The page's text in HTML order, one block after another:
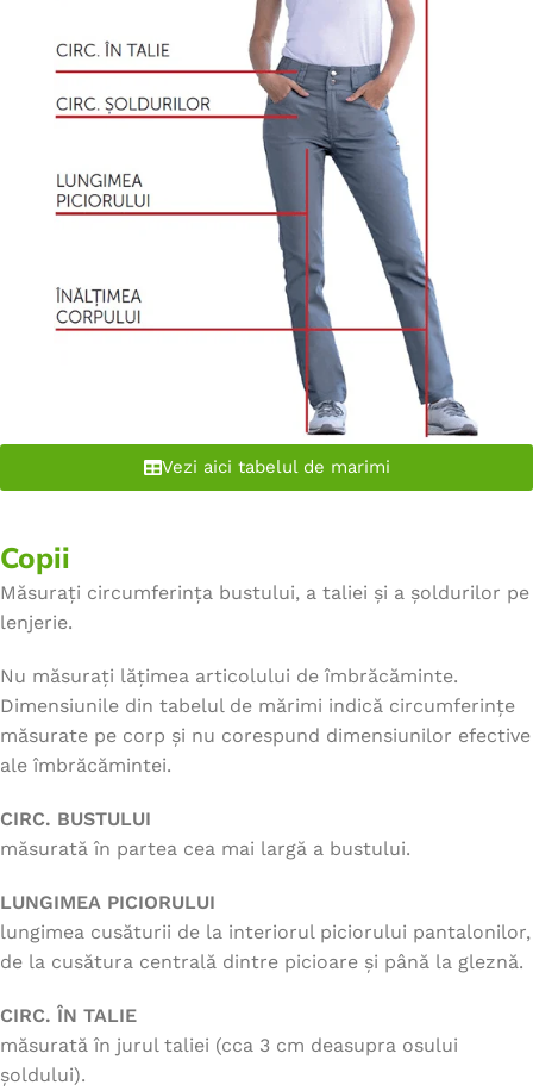
Vezi aici tabelul de marimi
Copii
Măsurați circumferința bustului, a taliei și a șoldurilor pe
lenjerie.
Nu măsurați lățimea articolului de îmbrăcăminte.
Dimensiunile din tabelul de mărimi indică circumferințe
măsurate pe corp și nu corespund dimensiunilor efective
ale îmbrăcămintei.
CIRC. BUSTULUI
măsurată în partea cea mai largă a bustului.
LUNGIMEA PICIORULUI
lungimea cusăturii de la interiorul piciorului pantalonilor,
de la cusătura centrală dintre picioare și până la gleznă.
CIRC. ÎN TALIE
măsurată în jurul taliei (cca 3 cm deasupra osului
șoldului).